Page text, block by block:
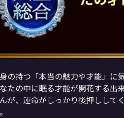
の持つ「本当の魅力や才能」に
たの中に眠る才能が開花する出
が、運命がしっかり後押しして